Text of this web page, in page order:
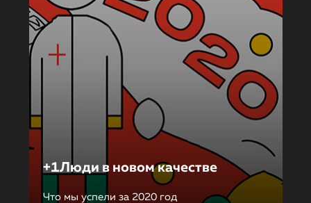
+1Люди в новом качестве
Что мы успели за 2020 год